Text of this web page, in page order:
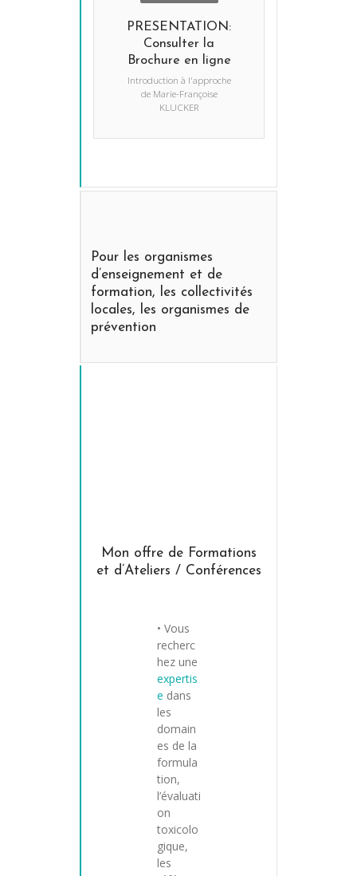
PRESENTATION:
Consulter la
Brochure en ligne
Introduction à l'approche
de Marie-Françoise
KLUCKER
Pour les organismes
d’enseignement et de
formation, les collectivités
locales, les organismes de
prévention
Mon offre de Formations
et d’Ateliers / Conférences
• Vous
recherc
hez une
expertis
e dans
les
domain
es de la
formula
tion,
l’évaluati
on
toxicolo
gique,
les